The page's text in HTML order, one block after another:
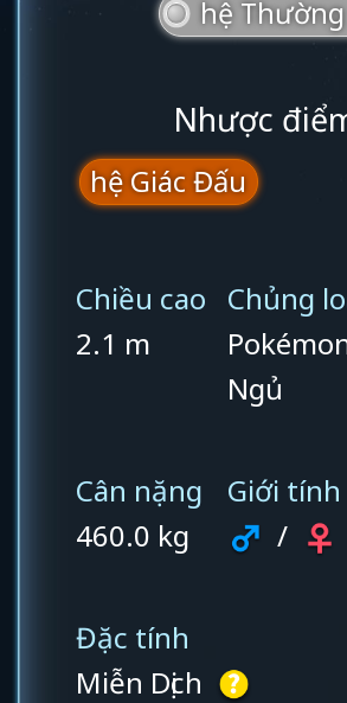
hệ Thường
Nhược
hệ Giác Đấu
Chiều cao
2.1 m
Chủng
Ngủ
Cân nặng
460.0 kg
Giới tính
/
Đặc tính
Miễn Dịch